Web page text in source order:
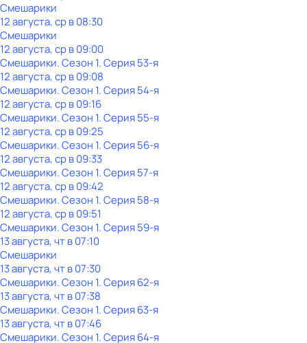
Смешарики
12 августа, ср в 08:30
Смешарики
12 августа, ср в 09:00
Смешарики. Сезон 1. Серия 53-я
12 августа, ср в 09:08
Смешарики. Сезон 1. Серия 54-я
12 августа, ср в 09:16
Смешарики. Сезон 1. Серия 55-я
12 августа, ср в 09:25
Смешарики. Сезон 1. Серия 56-я
12 августа, ср в 09:33
Смешарики. Сезон 1. Серия 57-я
12 августа, ср в 09:42
Смешарики. Сезон 1. Серия 58-я
12 августа, ср в 09:51
Смешарики. Сезон 1. Серия 59-я
13 августа, чт в 07:10
Смешарики
13 августа, чт в 07:30
Смешарики. Сезон 1. Серия 62-я
13 августа, чт в 07:38
Смешарики. Сезон 1. Серия 63-я
13 августа, чт в 07:46
Смешарики. Сезон 1. Серия 64-я